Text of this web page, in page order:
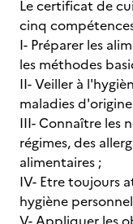
Le certificat de
cinq
I- Préparer les
les méthodes
II- Veiller à
maladies
III- Connaître les
régimes, des
alimentaires ;
IV- Etre toujours
hygiène